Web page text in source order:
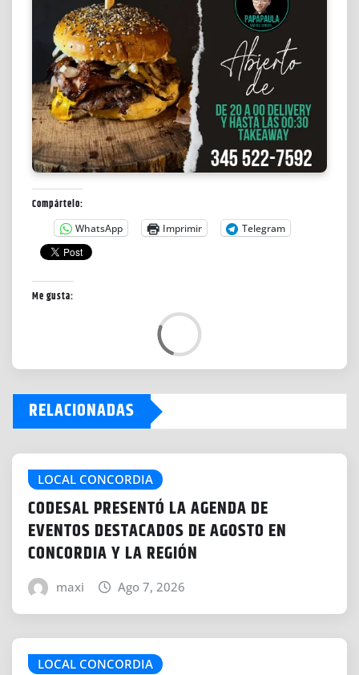
Compártelo:
WhatsApp Imprimir Telegram
Me gusta:
a
i
n
g
…
RELACIONADAS
LOCAL CONCORDIA
CODESAL PRESENTÓ LA AGENDA DE
EVENTOS DESTACADOS DE AGOSTO EN
CONCORDIA Y LA REGIÓN
maxi Ago 7, 2026
LOCAL CONCORDIA